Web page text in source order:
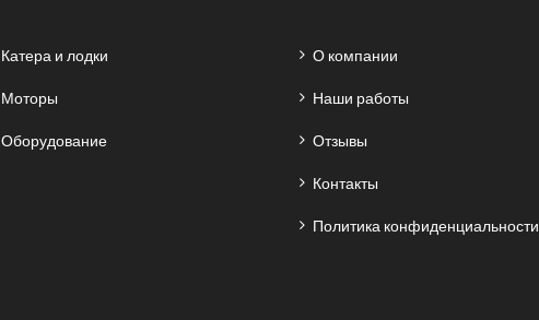
Катера и лодки
Моторы
Оборудование
О компании
Наши работы
Отзывы
Контакты
Политика конфиденциальности